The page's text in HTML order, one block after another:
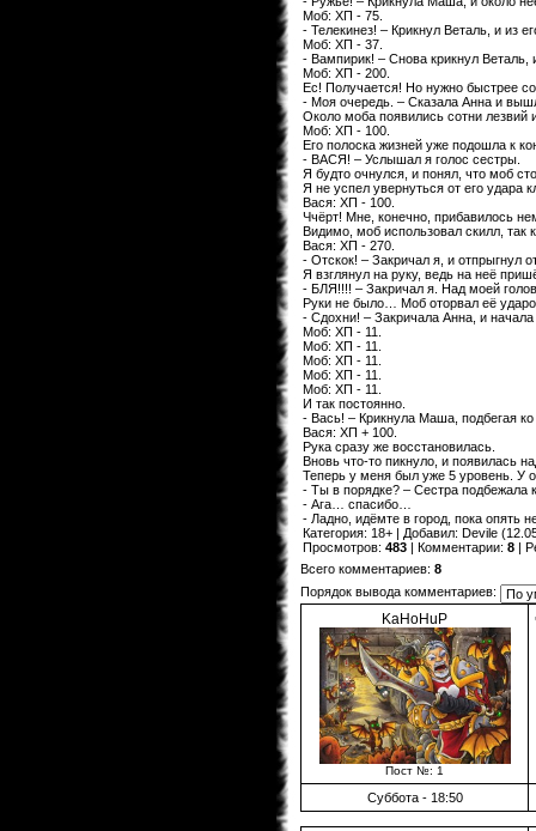
Моб: ХП - 75.
- Телекинез! – Крикнул Веталь, и из
Моб: ХП - 37.
- Вампирик! – Снова крикнул Веталь,
Моб: ХП - 200.
Ес! Получается! Но нужно быстрее
- Моя очередь. – Сказала Анна и
Около моба появились сотни лезвий
Моб: ХП - 100.
Его полоска жизней уже подошла к
- ВАСЯ! – Услышал я голос сестры.
Я будто очнулся, и понял, что моб
Я не успел увернуться от его удара
Вася: ХП - 100.
Ччёрт! Мне, конечно, прибавилось
Видимо, моб использовал скилл, так
Вася: ХП - 270.
- Отскок! – Закричал я, и отпрыгнул
Я взглянул на руку, ведь на неё
- БЛЯ!!!! – Закричал я. Над моей
Руки не было… Моб оторвал её
- Сдохни! – Закричала Анна, и
Моб: ХП - 11.
Моб: ХП - 11.
Моб: ХП - 11.
Моб: ХП - 11.
Моб: ХП - 11.
И так постоянно.
- Вась! – Крикнула Маша, подбегая
Вася: ХП + 100.
Рука сразу же восстановилась.
Вновь что-то пикнуло, и появилась
Теперь у меня был уже 5 уровень. У
- Ты в порядке? – Сестра подбежала
- Ага… спасибо…
- Ладно, идёмте в город, пока опять
Категория: 18+ | Добавил: Devile
Просмотров: 483 | Комментарии: 8 |
Всего комментариев: 8
Порядок вывода комментариев:
KaHoHuP
Пост №: 1
Суббота - 18:50